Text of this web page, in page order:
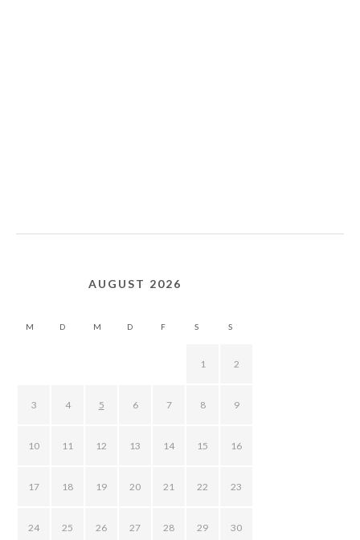
AUGUST 2026
M D M D F S S
1 2
3 4 5 6 7 8 9
10 11 12 13 14 15 16
17 18 19 20 21 22 23
24 25 26 27 28 29 30